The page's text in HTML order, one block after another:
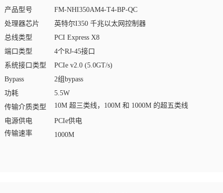
产品型号
FM-NHI350AM4-T4-BP-QC
处理器芯片
英特尔I350 千兆以太网控制器
总线类型
PCI Express X8
端口类型
4个RJ-45接口
系统接口类型
PCIe v2.0 (5.0GT/s)
Bypass
2组bypass
功耗
5.5W
传输介质类型
10M 超三类线，100M 和 1000M 的超五类线
电源供电
PCIe供电
传输速率
1000M